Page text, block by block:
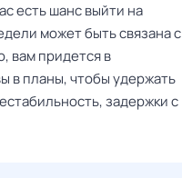
есть шанс выйти на
может быть связана с
вам придется в
в планы, чтобы удержать
задержки с